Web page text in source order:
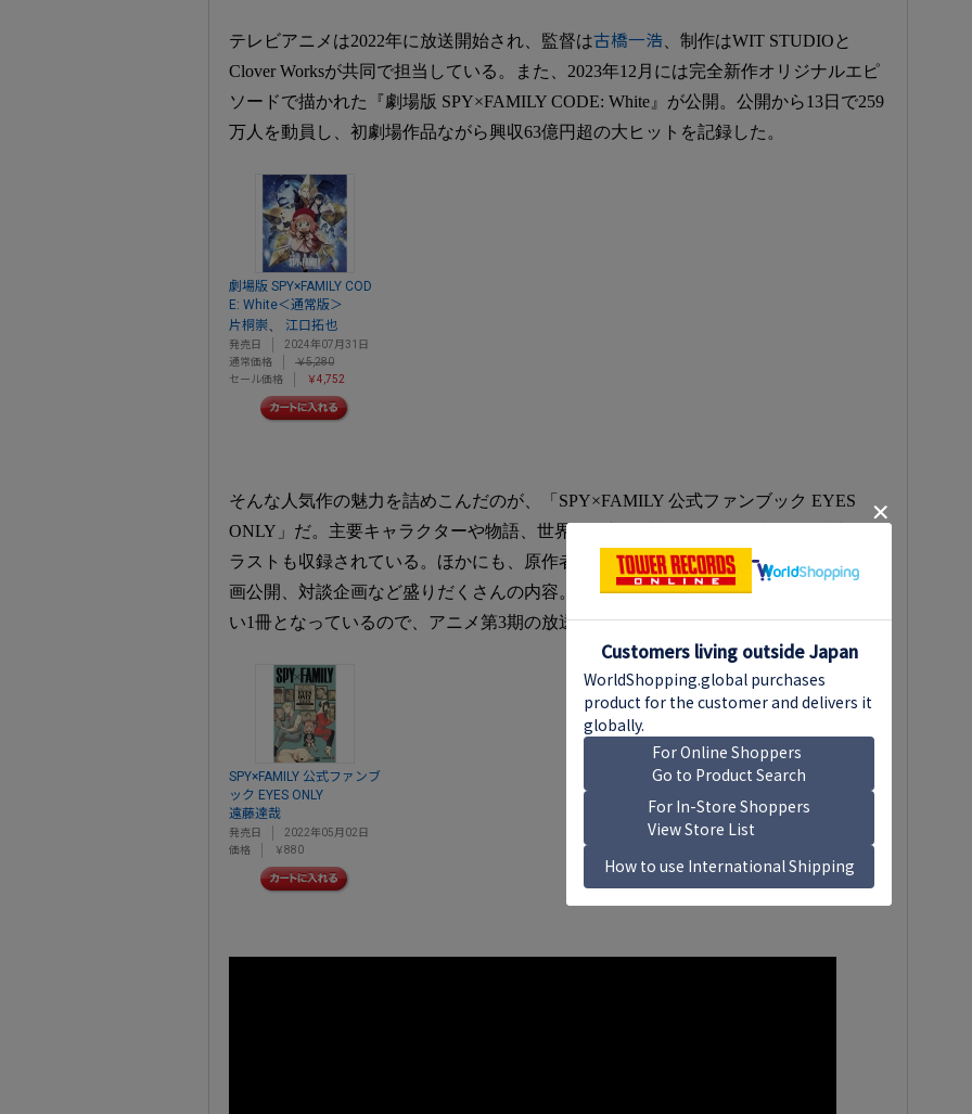
テレビアニメは2022年に放送開始され、監督は古橋一浩 、制作はWIT STUDIOと
Clover Worksが共同で担当している。また、2023年12月には完全新作オリジナルエピ
ソードで描かれた『劇場版 SPY×FAMILY CODE: White』が公開。公開から13日で259
万人を動員し、初劇場作品ながら興収63億円超の大ヒットを記録した。
劇場版 SPY×FAMILY COD
E: White＜通常版＞
片桐崇
江口拓也
発売日
2024年07月31日
通常価格
￥5,280
セール価格
￥4,752
そんな人気作の魅力を詰めこんだのが、「SPY×FAMILY 公式ファンブック EYES
ONLY」だ。主要キャラクターや物語、世界観を新規情報とともに解説し、希少なイ
ラストも収録されている。ほかにも、原作者・遠藤へのロングインタビューやラフ
画公開、対談企画など盛りだくさんの内容。「SPY×FAMILY」ファンにはたまらな
い1冊となっているので、アニメ第3期の放送前にぜひ手に入れてみてほしい。
SPY×FAMILY 公式ファンブ
ック EYES ONLY
遠藤達哉
発売日
2022年05月02日
価格
￥880